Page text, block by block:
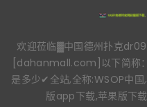
欢迎莅临▓中国德州扑克
[dahanmall.com]以下简称
是多少✔全站,全称:WSOP中
版app下载,苹果版下